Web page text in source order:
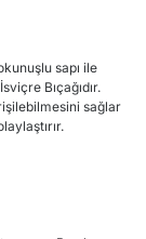
sapı ile
Bıçağıdır.
sağlar